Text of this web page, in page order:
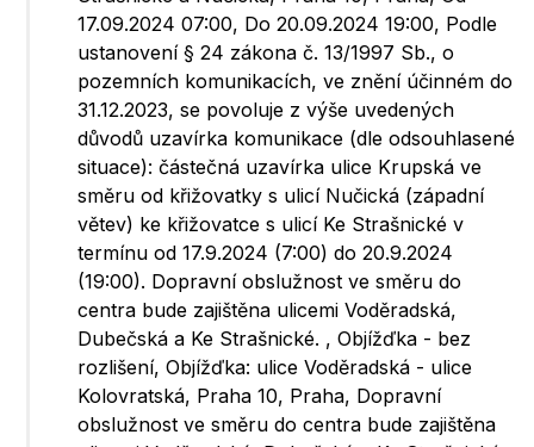
17.09.2024 07:00, Do 20.09.2024 19:00, Podle
ustanovení § 24 zákona č. 13/1997 Sb., o
pozemních komunikacích, ve znění účinném do
31.12.2023, se povoluje z výše uvedených
důvodů uzavírka komunikace (dle odsouhlasené
situace): částečná uzavírka ulice Krupská ve
směru od křižovatky s ulicí Nučická (západní
větev) ke křižovatce s ulicí Ke Strašnické v
termínu od 17.9.2024 (7:00) do 20.9.2024
(19:00). Dopravní obslužnost ve směru do
centra bude zajištěna ulicemi Voděradská,
Dubečská a Ke Strašnické. , Objížďka - bez
rozlišení, Objížďka: ulice Voděradská - ulice
Kolovratská, Praha 10, Praha, Dopravní
obslužnost ve směru do centra bude zajištěna